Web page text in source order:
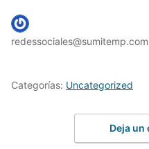
redessociales@sumitemp.com
Categorías: Uncategorized
Deja un